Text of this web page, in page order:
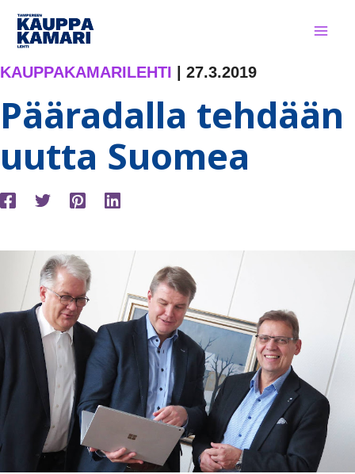
Siirry
sisältöön
KAUPPAKAMARILEHTI 27.3.2019
Pääradalla tehdään
uutta Suomea